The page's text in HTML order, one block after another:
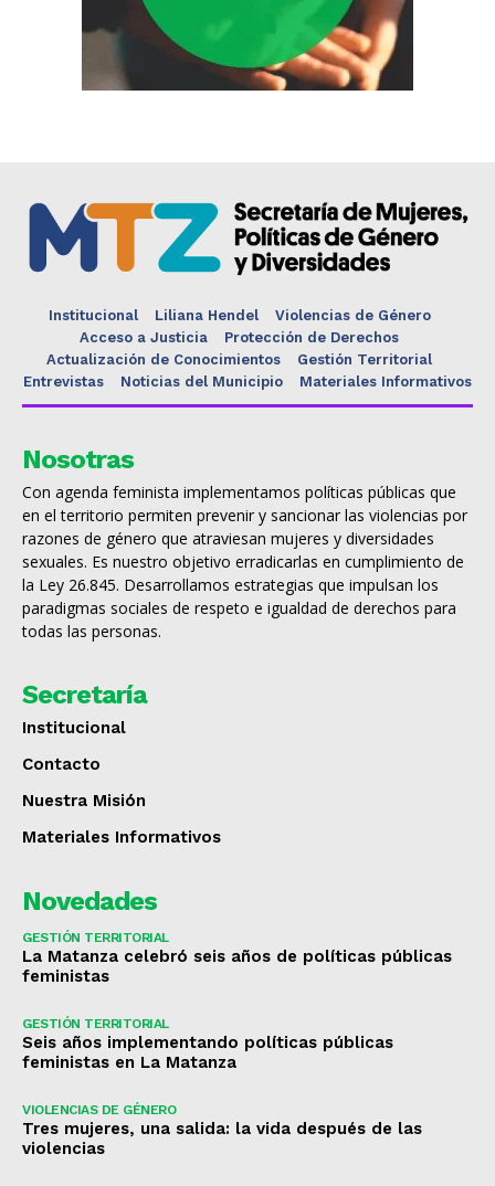
Institucional Liliana Hendel
Violencias de Género
Acceso a Justicia
Protección de Derechos
Actualización de Conocimientos
Gestión Territorial
Entrevistas
Noticias del Municipio Materiales Informativos
Nosotras
Con agenda feminista implementamos políticas públicas que
en el territorio permiten prevenir y sancionar las violencias por
razones de género que atraviesan mujeres y diversidades
sexuales. Es nuestro objetivo erradicarlas en cumplimiento de
la Ley 26.845. Desarrollamos estrategias que impulsan los
paradigmas sociales de respeto e igualdad de derechos para
todas las personas.
Secretaría
Institucional
Contacto
Nuestra Misión
Materiales Informativos
Novedades
GESTIÓN TERRITORIAL
La Matanza celebró seis años de políticas públicas
feministas
GESTIÓN TERRITORIAL
Seis años implementando políticas públicas
feministas en La Matanza
VIOLENCIAS DE GÉNERO
Tres mujeres, una salida: la vida después de las
violencias